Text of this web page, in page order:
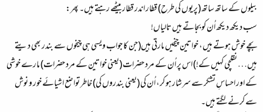
بیلوں کے ساتھ ساتھ (پریوں کی طرح) قطار اندر قطار بیٹھے رہتے ہیں۔ پھر:
سب دیکھ دیکھ اُن کو بجاتے ہیں تالیاں!
بچے خوش ہوتے ہیں، خواتین چیخیں مارتی ہیں(جن کا جواب ویسی ہی چیخوں سے بندر بھی دیتے
ہیں… نقلچی کہیں کے!) اس پر اُن کے مرد حضرات (یعنی خواتین کے مرد حضرات) مارے خوشی
کے اور احساسِ تشکر سے سرشار ہو کر، اُن کی (یعنی بندروں کی) خاطر تواضع اشیائے خور و نوش
سے کرنے لگتے ہیں۔